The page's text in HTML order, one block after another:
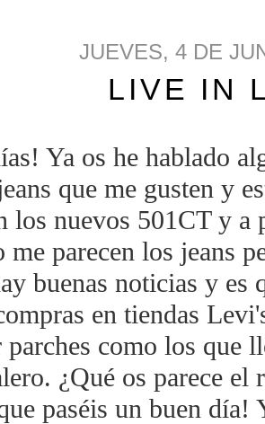
JUEVES, 4 DE
LIVE IN
Ya os he hablado
que me gusten y
los nuevos 501CT y a
me parecen los jeans
buenas noticias y
en tiendas
parches como los que
¿Qué os parece el
paséis un buen día!